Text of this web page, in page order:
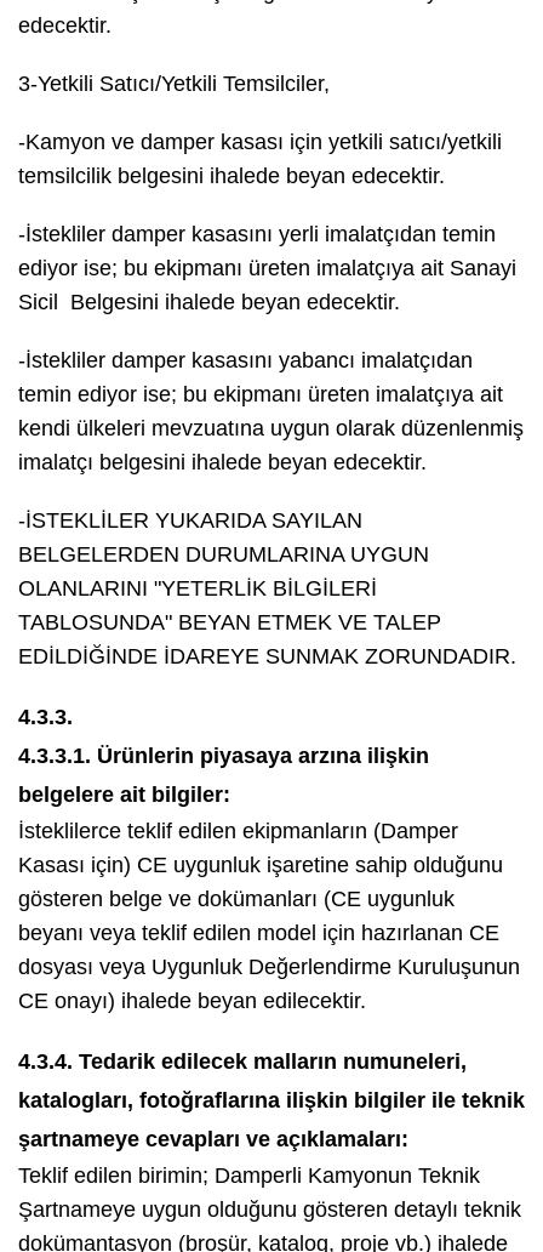
edecektir.
3-Yetkili Satıcı/Yetkili Temsilciler,
-Kamyon ve damper kasası için yetkili satıcı/yetkili
temsilcilik belgesini ihalede beyan edecektir.
-İstekliler damper kasasını yerli imalatçıdan temin
ediyor ise; bu ekipmanı üreten imalatçıya ait Sanayi
Sicil Belgesini ihalede beyan edecektir.
-İstekliler damper kasasını yabancı imalatçıdan
temin ediyor ise; bu ekipmanı üreten imalatçıya ait
kendi ülkeleri mevzuatına uygun olarak düzenlenmiş
imalatçı belgesini ihalede beyan edecektir.
-İSTEKLİLER YUKARIDA SAYILAN
BELGELERDEN DURUMLARINA UYGUN
OLANLARINI "YETERLİK BİLGİLERİ
TABLOSUNDA" BEYAN ETMEK VE TALEP
EDİLDİĞİNDE İDAREYE SUNMAK ZORUNDADIR.
4.3.3.
4.3.3.1. Ürünlerin piyasaya arzına ilişkin
belgelere ait bilgiler:
İsteklilerce teklif edilen ekipmanların (Damper
Kasası için) CE uygunluk işaretine sahip olduğunu
gösteren belge ve dokümanları (CE uygunluk
beyanı veya teklif edilen model için hazırlanan CE
dosyası veya Uygunluk Değerlendirme Kuruluşunun
CE onayı) ihalede beyan edilecektir.
4.3.4. Tedarik edilecek malların numuneleri,
katalogları, fotoğraflarına ilişkin bilgiler ile teknik
şartnameye cevapları ve açıklamaları:
Teklif edilen birimin; Damperli Kamyonun Teknik
Şartnameye uygun olduğunu gösteren detaylı teknik
dokümantasyon (broşür, katalog, proje vb.) ihalede